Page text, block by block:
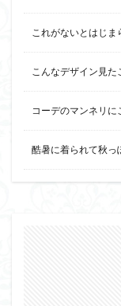
これがないとはじ
こんなデザイン見た
コーデのマンネリ
酷暑に着られて秋っ